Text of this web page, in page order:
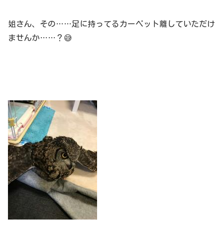
姐さん、その……足に持ってるカーペット離していただけ
ませんか……？😅